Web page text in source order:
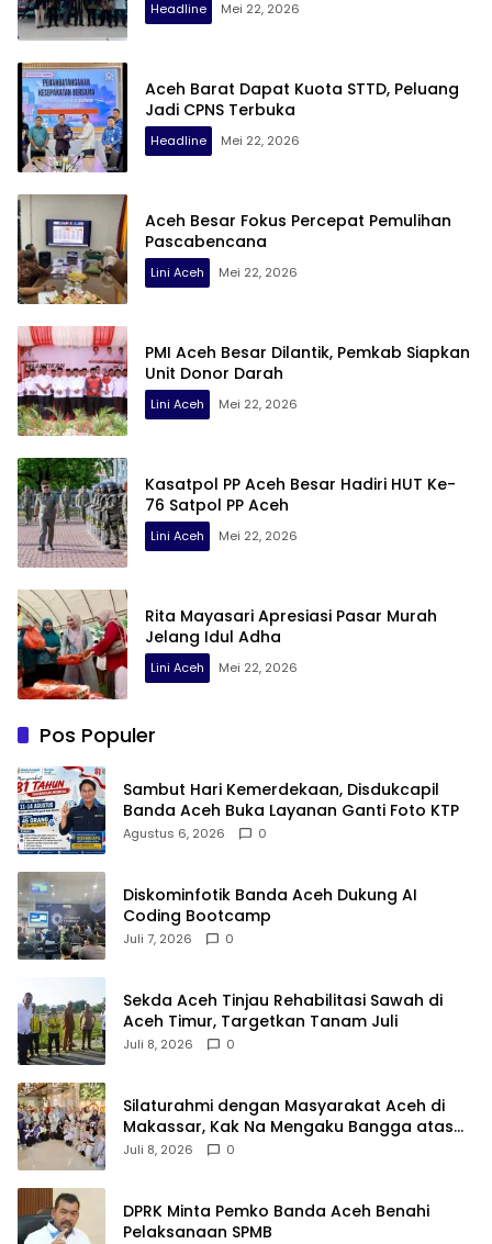
Headline Mei 22, 2026
Aceh Barat Dapat Kuota STTD, Peluang
Jadi CPNS Terbuka
Headline Mei 22, 2026
Aceh Besar Fokus Percepat Pemulihan
Pascabencana
Lini Aceh Mei 22, 2026
PMI Aceh Besar Dilantik, Pemkab Siapkan
Unit Donor Darah
Lini Aceh Mei 22, 2026
Kasatpol PP Aceh Besar Hadiri HUT Ke-
76 Satpol PP Aceh
Lini Aceh Mei 22, 2026
Rita Mayasari Apresiasi Pasar Murah
Jelang Idul Adha
Lini Aceh Mei 22, 2026
Pos Populer
Sambut Hari Kemerdekaan, Disdukcapil
Banda Aceh Buka Layanan Ganti Foto KTP
Agustus 6, 2026 0
Diskominfotik Banda Aceh Dukung AI
Coding Bootcamp
Juli 7, 2026 0
Sekda Aceh Tinjau Rehabilitasi Sawah di
Aceh Timur, Targetkan Tanam Juli
Juli 8, 2026 0
Silaturahmi dengan Masyarakat Aceh di
Makassar, Kak Na Mengaku Bangga atas
Kekompakan Perantau Aceh
Juli 8, 2026 0
DPRK Minta Pemko Banda Aceh Benahi
Pelaksanaan SPMB